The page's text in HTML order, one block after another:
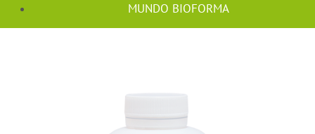
MUNDO BIOFORMA